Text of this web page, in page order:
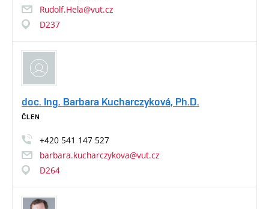
Rudolf.Hela@vut.cz
D237
doc. Ing. Barbara Kucharczyková, Ph.D.
ČLEN
+420 541 147 527
barbara.kucharczykova@vut.cz
D264